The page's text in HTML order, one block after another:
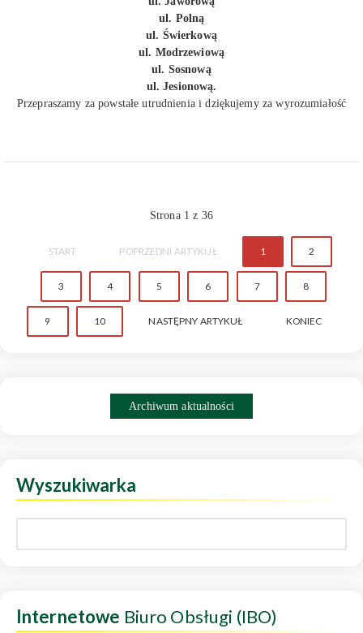
ul. Polną
ul. Świerkową
ul. Modrzewiową
ul. Sosnową
ul. Jesionową.
Przepraszamy za powstałe utrudnienia i dziękujemy za wyrozumiałość
Strona 1 z 36
START POPRZEDNI ARTYKUŁ 1 2
3 4 5 6 7 8
9 10 NASTĘPNY ARTYKUŁ KONIEC
Archiwum aktualności
Wyszukiwarka
Internetowe Biuro Obsługi (IBO)